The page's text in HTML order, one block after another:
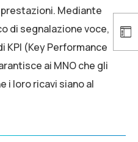
Mediante
di segnalazione voce,
KPI (Key Performance
ai MNO che gli
i loro ricavi siano al